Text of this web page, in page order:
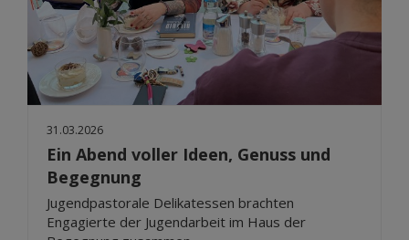
31.03.2026
Ein Abend voller Ideen, Genuss und
Begegnung
Jugendpastorale Delikatessen brachten
Engagierte der Jugendarbeit im Haus der